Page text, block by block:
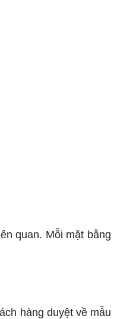
quan. Mỗi mặt bằng
hàng duyệt về mẫu